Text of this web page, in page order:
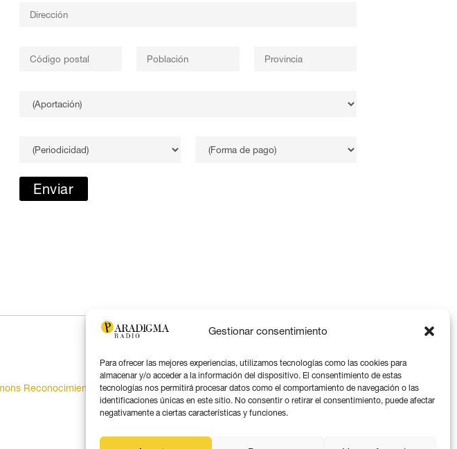
Gestionar consentimiento
Para ofrecer las mejores experiencias, utilizamos tecnologías como las cookies para
almacenar y/o acceder a la información del dispositivo. El consentimiento de estas
tecnologías nos permitirá procesar datos como el comportamiento de navegación o las
identificaciones únicas en este sitio. No consentir o retirar el consentimiento, puede afectar
negativamente a ciertas características y funciones.
Reconocimiento 4.0
Aviso legal
Política de privacidad